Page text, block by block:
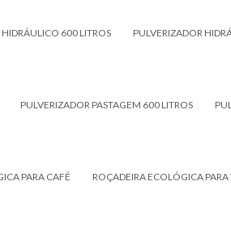
600 LITROS PULVERIZADOR
PULVERIZADOR PASTAGEM 600 LITROS
PARA CAFÉ ROÇADEIRA ECOLÓGICA PARA